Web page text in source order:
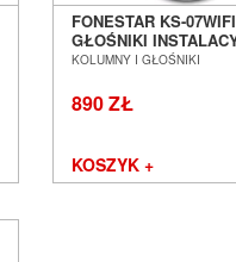
FONESTAR KS-
GŁOŚNIKI
SALON POZNAŃ
KOLUMNY I GŁOŚNIKI
890 ZŁ
KOSZYK +